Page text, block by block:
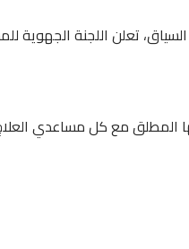
تعلن اللجنة الجهوية